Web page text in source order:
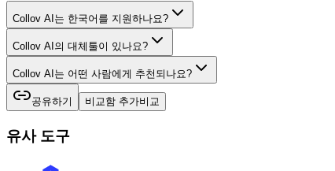
Collov AI는 한국어를 지원하나요?
Collov AI의 대체툴이 있나요?
Collov AI는 어떤 사람에게 추천되나요?
공유하기 비교함 추가비교
유사 도구